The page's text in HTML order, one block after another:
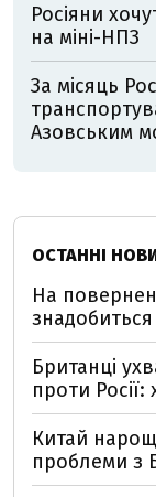
Росіяни
на міні-НПЗ
За місяць
Азовським
ОСТАННІ
На
Британці
проти
Китай
проблеми з